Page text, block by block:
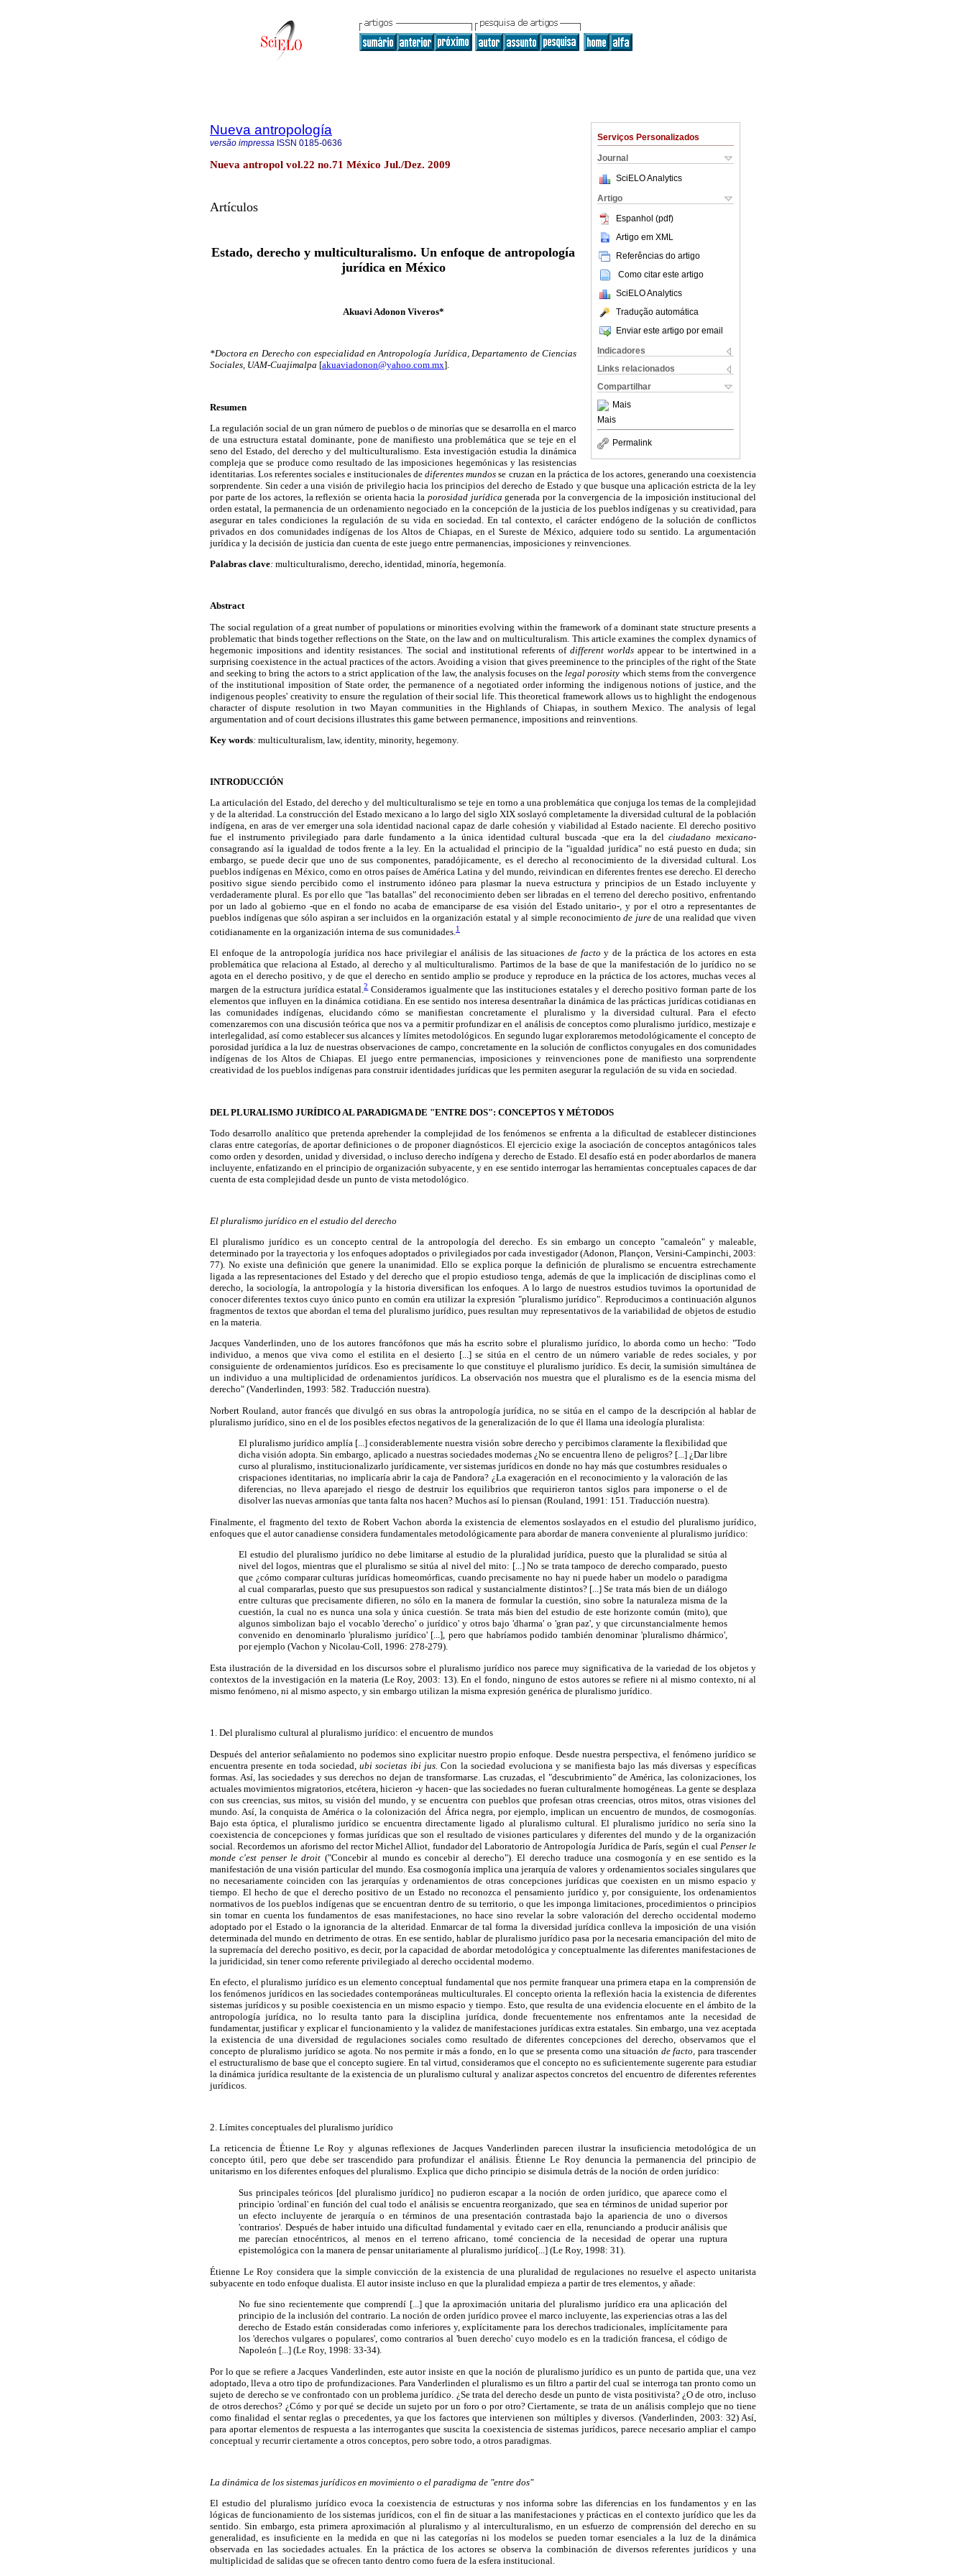
Serviços Personalizados
Journal
SciELO Analytics
Artigo
Espanhol (pdf)
Artigo em XML
Referências do artigo
Como citar este artigo
SciELO Analytics
Tradução automática
Enviar este artigo por email
Indicadores
Links relacionados
Compartilhar
Mais
Mais
Permalink
Nueva antropología
versão impressa ISSN 0185-0636
Nueva antropol vol.22 no.71 México Jul./Dez. 2009
Artículos
Estado, derecho y multiculturalismo. Un enfoque de antropología
jurídica en México
Akuavi Adonon Viveros*
*Doctora en Derecho con especialidad en Antropología Jurídica, Departamento de Ciencias
Sociales, UAM-Cuajimalpa [akuaviadonon@yahoo.com.mx].
Resumen
La regulación social de un gran número de pueblos o de minorías que se desarrolla en el marco
de una estructura estatal dominante, pone de manifiesto una problemática que se teje en el
seno del Estado, del derecho y del multiculturalismo. Esta investigación estudia la dinámica
compleja que se produce como resultado de las imposiciones hegemónicas y las resistencias
identitarias. Los referentes sociales e institucionales dediferentes mundos se cruzan en la práctica de los actores, generando una coexistencia
sorprendente. Sin ceder a una visión de privilegio hacia los principios del derecho de Estado y que busque una aplicación estricta de la ley
por parte de los actores, la reflexión se orienta hacia la porosidad jurídica generada por la convergencia de la imposición institucional del
orden estatal, la permanencia de un ordenamiento negociado en la concepción de la justicia de los pueblos indígenas y su creatividad, para
asegurar en tales condiciones la regulación de su vida en sociedad. En tal contexto, el carácter endógeno de la solución de conflictos
privados en dos comunidades indígenas de los Altos de Chiapas, en el Sureste de México, adquiere todo su sentido. La argumentación
jurídica y la decisión de justicia dan cuenta de este juego entre permanencias, imposiciones y reinvenciones.
Palabras clave: multiculturalismo, derecho, identidad, minoría, hegemonía.
Abstract
The social regulation of a great number of populations or minorities evolving within the framework of a dominant state structure presents a
problematic that binds together reflections on the State, on the law and on multiculturalism. This article examines the complex dynamics of
hegemonic impositions and identity resistances. The social and institutional referents ofdifferent worlds appear to be intertwined in a
surprising coexistence in the actual practices of the actors. Avoiding a vision that gives preeminence to the principles of the right of the State
and seeking to bring the actors to a strict application of the law, the analysis focuses on the legal porosity which stems from the convergence
of the institutional imposition of State order, the permanence of a negotiated order informing the indigenous notions of justice, and the
indigenous peoples' creativity to ensure the regulation of their social life. This theoretical framework allows us to highlight the endogenous
character of dispute resolution in two Mayan communities in the Highlands of Chiapas, in southern Mexico. The analysis of legal
argumentation and of court decisions illustrates this game between permanence, impositions and reinventions.
Key words: multiculturalism, law, identity, minority, hegemony.
INTRODUCCIÓN
La articulación del Estado, del derecho y del multiculturalismo se teje en torno a una problemática que conjuga los temas de la complejidad
y de la alteridad. La construcción del Estado mexicano a lo largo del siglo XIX soslayó completamente la diversidad cultural de la población
indígena, en aras de ver emerger una sola identidad nacional capaz de darle cohesión y viabilidad al Estado naciente. El derecho positivo
fue el instrumento privilegiado para darle fundamento a la única identidad cultural buscada -que era la delciudadano mexicano-
consagrando así la igualdad de todos frente a la ley. En la actualidad el principio de la "igualdad jurídica" no está puesto en duda; sin
embargo, se puede decir que uno de sus componentes, paradójicamente, es el derecho al reconocimiento de la diversidad cultural. Los
pueblos indígenas en México, como en otros países de América Latina y del mundo, reivindican en diferentes frentes ese derecho. El derecho
positivo sigue siendo percibido como el instrumento idóneo para plasmar la nueva estructura y principios de un Estado incluyente y
verdaderamente plural. Es por ello que "las batallas" del reconocimiento deben ser libradas en el terreno del derecho positivo, enfrentando
por un lado al gobierno -que en el fondo no acaba de emanciparse de esa visión del Estado unitario-, y por el otro a representantes de
pueblos indígenas que sólo aspiran a ser incluidos en la organización estatal y al simple reconocimientode jurede una realidad que viven
cotidianamente en la organización interna de sus comunidades. 1
El enfoque de la antropología jurídica nos hace privilegiar el análisis de las situaciones de facto y de la práctica de los actores en esta
problemática que relaciona al Estado, al derecho y al multiculturalismo. Partimos de la base de que la manifestación de lo jurídico no se
agota en el derecho positivo, y de que el derecho en sentido amplio se produce y reproduce en la práctica de los actores, muchas veces al
margen de la estructura jurídica estatal.2Consideramos igualmente que las instituciones estatales y el derecho positivo forman parte de los
elementos que influyen en la dinámica cotidiana. En ese sentido nos interesa desentrañar la dinámica de las prácticas jurídicas cotidianas en
las comunidades indígenas, elucidando cómo se manifiestan concretamente el pluralismo y la diversidad cultural. Para el efecto
comenzaremos con una discusión teórica que nos va a permitir profundizar en el análisis de conceptos como pluralismo jurídico, mestizaje e
interlegalidad, así como establecer sus alcances y límites metodológicos. En segundo lugar exploraremos metodológicamente el concepto de
porosidad jurídica a la luz de nuestras observaciones de campo, concretamente en la solución de conflictos conyugales en dos comunidades
indígenas de los Altos de Chiapas. El juego entre permanencias, imposiciones y reinvenciones pone de manifiesto una sorprendente
creatividad de los pueblos indígenas para construir identidades jurídicas que les permiten asegurar la regulación de su vida en sociedad.
DEL PLURALISMO JURÍDICO AL PARADIGMA DE "ENTRE DOS": CONCEPTOS Y MÉTODOS
Todo desarrollo analítico que pretenda aprehender la complejidad de los fenómenos se enfrenta a la dificultad de establecer distinciones
claras entre categorías, de aportar definiciones o de proponer diagnósticos. El ejercicio exige la asociación de conceptos antagónicos tales
como orden y desorden, unidad y diversidad, o incluso derecho indígena y derecho de Estado. El desafío está en poder abordarlos de manera
incluyente, enfatizando en el principio de organización subyacente, y en ese sentido interrogar las herramientas conceptuales capaces de dar
cuenta de esta complejidad desde un punto de vista metodológico.
El pluralismo jurídico en el estudio del derecho
El pluralismo jurídico es un concepto central de la antropología del derecho. Es sin embargo un concepto "camaleón" y maleable,
determinado por la trayectoria y los enfoques adoptados o privilegiados por cada investigador (Adonon, Plançon, Versini-Campinchi, 2003:
77). No existe una definición que genere la unanimidad. Ello se explica porque la definición de pluralismo se encuentra estrechamente
ligada a las representaciones del Estado y del derecho que el propio estudioso tenga, además de que la implicación de disciplinas como el
derecho, la sociología, la antropología y la historia diversifican los enfoques. A lo largo de nuestros estudios tuvimos la oportunidad de
conocer diferentes textos cuyo único punto en común era utilizar la expresión "pluralismo jurídico". Reproducimos a continuación algunos
fragmentos de textos que abordan el tema del pluralismo jurídico, pues resultan muy representativos de la variabilidad de objetos de estudio
en la materia.
Jacques Vanderlinden, uno de los autores francófonos que más ha escrito sobre el pluralismo jurídico, lo aborda como un hecho: "Todo
individuo, a menos que viva como el estilita en el desierto [...] se sitúa en el centro de un número variable de redes sociales, y por
consiguiente de ordenamientos jurídicos. Eso es precisamente lo que constituye el pluralismo jurídico. Es decir, la sumisión simultánea de
un individuo a una multiplicidad de ordenamientos jurídicos. La observación nos muestra que el pluralismo es de la esencia misma del
derecho" (Vanderlinden, 1993: 582. Traducción nuestra).
Norbert Rouland, autor francés que divulgó en sus obras la antropología jurídica, no se sitúa en el campo de la descripción al hablar de
pluralismo jurídico, sino en el de los posibles efectos negativos de la generalización de lo que él llama una ideología pluralista:
El pluralismo jurídico amplía [...] considerablemente nuestra visión sobre derecho y percibimos claramente la flexibilidad que
dicha visión adopta. Sin embargo, aplicado a nuestras sociedades modernas ¿No se encuentra lleno de peligros? [...] ¿Dar libre
curso al pluralismo, institucionalizarlo jurídicamente, ver sistemas jurídicos en donde no hay más que costumbres residuales o
crispaciones identitarias, no implicaría abrir la caja de Pandora? ¿La exageración en el reconocimiento y la valoración de las
diferencias, no lleva aparejado el riesgo de destruir los equilibrios que requirieron tantos siglos para imponerse o el de
disolver las nuevas armonías que tanta falta nos hacen? Muchos así lo piensan (Rouland, 1991: 151. Traducción nuestra).
Finalmente, el fragmento del texto de Robert Vachon aborda la existencia de elementos soslayados en el estudio del pluralismo jurídico,
enfoques que el autor canadiense considera fundamentales metodológicamente para abordar de manera conveniente al pluralismo jurídico:
El estudio del pluralismo jurídico no debe limitarse al estudio de la pluralidad jurídica, puesto que la pluralidad se sitúa al
nivel del logos, mientras que el pluralismo se sitúa al nivel del mito: [...] No se trata tampoco de derecho comparado, puesto
que ¿cómo comparar culturas jurídicas homeomórficas, cuando precisamente no hay ni puede haber un modelo o paradigma
al cual compararlas, puesto que sus presupuestos son radical y sustancialmente distintos? [...] Se trata más bien de un diálogo
entre culturas que precisamente difieren, no sólo en la manera de formular la cuestión, sino sobre la naturaleza misma de la
cuestión, la cual no es nunca una sola y única cuestión. Se trata más bien del estudio de este horizonte común (mito), que
algunos simbolizan bajo el vocablo 'derecho' o jurídico' y otros bajo 'dharma' o 'gran paz', y que circunstancialmente hemos
convenido en denominarlo 'pluralismo jurídico' [...], pero que habríamos podido también denominar 'pluralismo dhármico',
por ejemplo (Vachon y Nicolau-Coll, 1996: 278-279).
Esta ilustración de la diversidad en los discursos sobre el pluralismo jurídico nos parece muy significativa de la variedad de los objetos y
contextos de la investigación en la materia (Le Roy, 2003: 13). En el fondo, ninguno de estos autores se refiere ni al mismo contexto, ni al
mismo fenómeno, ni al mismo aspecto, y sin embargo utilizan la misma expresión genérica de pluralismo jurídico.
1. Del pluralismo cultural al pluralismo jurídico: el encuentro de mundos
Después del anterior señalamiento no podemos sino explicitar nuestro propio enfoque. Desde nuestra perspectiva, el fenómeno jurídico se
encuentra presente en toda sociedad, ubi societas ibi jus. Con la sociedad evoluciona y se manifiesta bajo las más diversas y específicas
formas. Así, las sociedades y sus derechos no dejan de transformarse. Las cruzadas, el "descubrimiento" de América, las colonizaciones, los
actuales movimientos migratorios, etcétera, hicieron -y hacen- que las sociedades no fueran culturalmente homogéneas. La gente se desplaza
con sus creencias, sus mitos, su visión del mundo, y se encuentra con pueblos que profesan otras creencias, otros mitos, otras visiones del
mundo. Así, la conquista de América o la colonización del África negra, por ejemplo, implican un encuentro de mundos, de cosmogonías.
Bajo esta óptica, el pluralismo jurídico se encuentra directamente ligado al pluralismo cultural. El pluralismo jurídico no sería sino la
coexistencia de concepciones y formas jurídicas que son el resultado de visiones particulares y diferentes del mundo y de la organización
social. Recordemos un aforismo del rector Michel Alliot, fundador del Laboratorio de Antropología Jurídica de París, según el cual Penser le
monde c'est penser le droit ("Concebir al mundo es concebir al derecho"). El derecho traduce una cosmogonía y en ese sentido es la
manifestación de una visión particular del mundo. Esa cosmogonía implica una jerarquía de valores y ordenamientos sociales singulares que
no necesariamente coinciden con las jerarquías y ordenamientos de otras concepciones jurídicas que coexisten en un mismo espacio y
tiempo. El hecho de que el derecho positivo de un Estado no reconozca el pensamiento jurídico y, por consiguiente, los ordenamientos
normativos de los pueblos indígenas que se encuentran dentro de su territorio, o que les imponga limitaciones, procedimientos o principios
sin tomar en cuenta los fundamentos de esas manifestaciones, no hace sino revelar la sobre valoración del derecho occidental moderno
adoptado por el Estado o la ignorancia de la alteridad. Enmarcar de tal forma la diversidad jurídica conlleva la imposición de una visión
determinada del mundo en detrimento de otras. En ese sentido, hablar de pluralismo jurídico pasa por la necesaria emancipación del mito de
la supremacía del derecho positivo, es decir, por la capacidad de abordar metodológica y conceptualmente las diferentes manifestaciones de
la juridicidad, sin tener como referente privilegiado al derecho occidental moderno.
En efecto, el pluralismo jurídico es un elemento conceptual fundamental que nos permite franquear una primera etapa en la comprensión de
los fenómenos jurídicos en las sociedades contemporáneas multiculturales. El concepto orienta la reflexión hacia la existencia de diferentes
sistemas jurídicos y su posible coexistencia en un mismo espacio y tiempo. Esto, que resulta de una evidencia elocuente en el ámbito de la
antropología jurídica, no lo resulta tanto para la disciplina jurídica, donde frecuentemente nos enfrentamos ante la necesidad de
fundamentar, justificar y explicar el funcionamiento y la validez de manifestaciones jurídicas extra estatales. Sin embargo, una vez aceptada
la existencia de una diversidad de regulaciones sociales como resultado de diferentes concepciones del derecho, observamos que el
concepto de pluralismo jurídico se agota. No nos permite ir más a fondo, en lo que se presenta como una situación de facto, para trascender
el estructuralismo de base que el concepto sugiere. En tal virtud, consideramos que el concepto no es suficientemente sugerente para estudiar
la dinámica jurídica resultante de la existencia de un pluralismo cultural y analizar aspectos concretos del encuentro de diferentes referentes
jurídicos.
2. Límites conceptuales del pluralismo jurídico
La reticencia de Étienne Le Roy y algunas reflexiones de Jacques Vanderlinden parecen ilustrar la insuficiencia metodológica de un
concepto útil, pero que debe ser trascendido para profundizar el análisis. Étienne Le Roy denuncia la permanencia del principio de
unitarismo en los diferentes enfoques del pluralismo. Explica que dicho principio se disimula detrás de la noción de orden jurídico:
Sus principales teóricos [del pluralismo jurídico] no pudieron escapar a la noción de orden jurídico, que aparece como el
principio 'ordinal' en función del cual todo el análisis se encuentra reorganizado, que sea en términos de unidad superior por
un efecto incluyente de jerarquía o en términos de una presentación contrastada bajo la apariencia de uno o diversos
'contrarios'. Después de haber intuido una dificultad fundamental y evitado caer en ella, renunciando a producir análisis que
me parecían etnocéntricos, al menos en el terreno africano, tomé conciencia de la necesidad de operar una ruptura
epistemológica con la manera de pensar unitariamente al pluralismo jurídico[...] (Le Roy, 1998: 31).
Étienne Le Roy considera que la simple convicción de la existencia de una pluralidad de regulaciones no resuelve el aspecto unitarista
subyacente en todo enfoque dualista. El autor insiste incluso en que la pluralidad empieza a partir de tres elementos, y añade:
No fue sino recientemente que comprendí [...] que la aproximación unitaria del pluralismo jurídico era una aplicación del
principio de la inclusión del contrario. La noción de orden jurídico provee el marco incluyente, las experiencias otras a las del
derecho de Estado están consideradas como inferiores y, explícitamente para los derechos tradicionales, implícitamente para
los 'derechos vulgares o populares', como contrarios al 'buen derecho' cuyo modelo es en la tradición francesa, el código de
Napoleón [...] (Le Roy, 1998: 33-34).
Por lo que se refiere a Jacques Vanderlinden, este autor insiste en que la noción de pluralismo jurídico es un punto de partida que, una vez
adoptado, lleva a otro tipo de profundizaciones. Para Vanderlinden el pluralismo es un filtro a partir del cual se interroga tan pronto como un
sujeto de derecho se ve confrontado con un problema jurídico. ¿Se trata del derecho desde un punto de vista positivista? ¿O de otro, incluso
de otros derechos? ¿Cómo y por qué se decide un sujeto por un foro o por otro? Ciertamente, se trata de un análisis complejo que no tiene
como finalidad el sentar reglas o precedentes, ya que los factores que intervienen son múltiples y diversos. (Vanderlinden, 2003: 32) Así,
para aportar elementos de respuesta a las interrogantes que suscita la coexistencia de sistemas jurídicos, parece necesario ampliar el campo
conceptual y recurrir ciertamente a otros conceptos, pero sobre todo, a otros paradigmas.
La dinámica de los sistemas jurídicos en movimiento o el paradigma de "entre dos"
El estudio del pluralismo jurídico evoca la coexistencia de estructuras y nos informa sobre las diferencias en los fundamentos y en las
lógicas de funcionamiento de los sistemas jurídicos, con el fin de situar a las manifestaciones y prácticas en el contexto jurídico que les da
sentido. Sin embargo, esta primera aproximación al pluralismo y al interculturalismo, en un esfuerzo de comprensión del derecho en su
generalidad, es insuficiente en la medida en que ni las categorías ni los modelos se pueden tornar esenciales a la luz de la dinámica
observada en las sociedades actuales. En la práctica de los actores se observa la combinación de diversos referentes jurídicos y una
multiplicidad de salidas que se ofrecen tanto dentro como fuera de la esfera institucional.